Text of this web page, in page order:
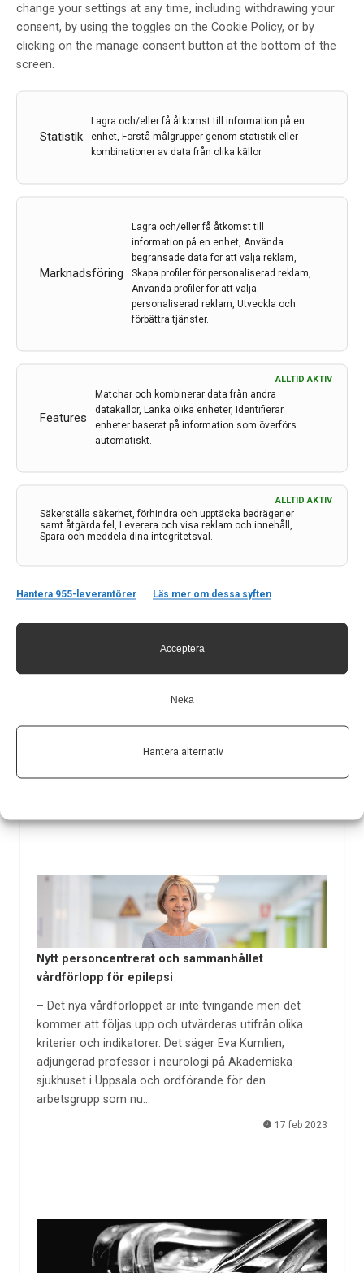
change your settings at any time, including withdrawing your
consent, by using the toggles on the Cookie Policy, or by
clicking on the manage consent button at the bottom of the
screen.
Statistik
Lagra och/eller få åtkomst till information på en
enhet, Förstå målgrupper genom statistik eller
kombinationer av data från olika källor.
Marknadsföring
Lagra och/eller få åtkomst till
information på en enhet, Använda
begränsade data för att välja reklam,
Skapa profiler för personaliserad reklam,
Använda profiler för att välja
personaliserad reklam, Utveckla och
förbättra tjänster.
Features
ALLTID AKTIV
Matchar och kombinerar data från andra
datakällor, Länka olika enheter, Identifierar
enheter baserat på information som överförs
automatiskt.
Säkerställa säkerhet, förhindra och upptäcka bedrägerier
samt åtgärda fel, Leverera och visa reklam och innehåll,
Spara och meddela dina integritetsval.
ALLTID AKTIV
Hantera 955-leverantörer Läs mer om dessa syften
Acceptera
Neka
Hantera alternativ
Bättre epilepsidiagnostik – med immunsvaret som
med liknande symptom. Det gör det angeläget att hitta
bättre diagnosmetoder redan när en patient kommer
in på akuten efter ett misstänkt anfall. En
forskargrupp…
13 mar 2023
inom viss vård vid medfödda metabola sjukdomar,
Socialstyrelsen beslutat.
8 mar 2023
Nytt personcentrerat och sammanhållet
vårdförlopp för epilepsi
– Det nya vårdförloppet är inte tvingande men det
kommer att följas upp och utvärderas utifrån olika
kriterier och indikatorer. Det säger Eva Kumlien,
adjungerad professor i neurologi på Akademiska
sjukhuset i Uppsala och ordförande för den
arbetsgrupp som nu…
17 feb 2023